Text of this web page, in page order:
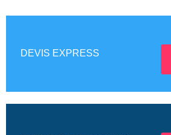
DEVIS EXPRESS